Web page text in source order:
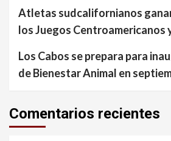
Atletas sudcalifornianos
los Juegos Centroamericanos
Los Cabos se prepara para
de Bienestar Animal en
Comentarios recientes